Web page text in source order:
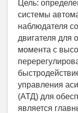
Цель:
системы
наблюдателя
двигателя для
момента с
управления
(АТД) для
является